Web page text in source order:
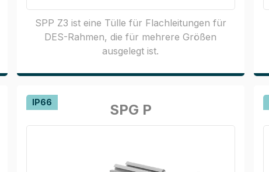
SPP Z3 ist eine Tülle für Flachleitungen für
DES-Rahmen, die für mehrere Größen
ausgelegt ist.
SPG P
IP66